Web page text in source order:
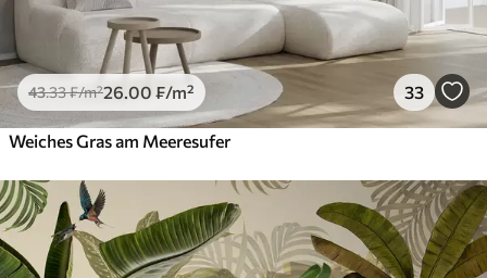
43.33₣/m²26 .00 ₣/m² 33
Weiches Gras am Meeresufer